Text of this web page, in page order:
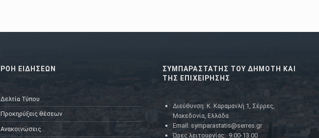
ΡΟΗ ΕΙΔΗΣΕΩΝ
Δελτία Τύπου
Προκηρύξεις θέσεων
Ανακοινώσεις
ΣΥΜΠΑΡΑΣΤΑΤΗΣ ΤΟΥ ΔΗΜΟΤΗ ΚΑΙ
ΤΗΣ ΕΠΙΧΕΙΡΗΣΗΣ
Διεύθυνση: Κ. Καραμανλή 1, Σέρρες,
Μακεδονία, Ελλάδα
Email: symparastatis@serres.gr
Ώρες λειτουργίας: 9.00-13.00